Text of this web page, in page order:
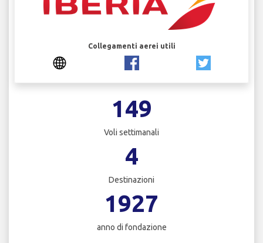
Collegamenti aerei utili
149
Voli settimanali
4
Destinazioni
1927
anno di fondazione